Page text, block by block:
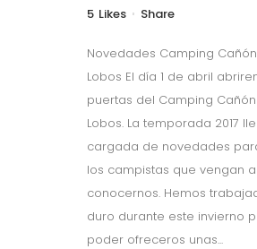
5 Likes Share
Novedades Camping
Lobos El día 1 de abril
puertas del Camping
Lobos. La temporada 2017
cargada de novedades
los campistas que vengan a
conocernos. Hemos
duro durante este invierno
poder ofreceros unas...